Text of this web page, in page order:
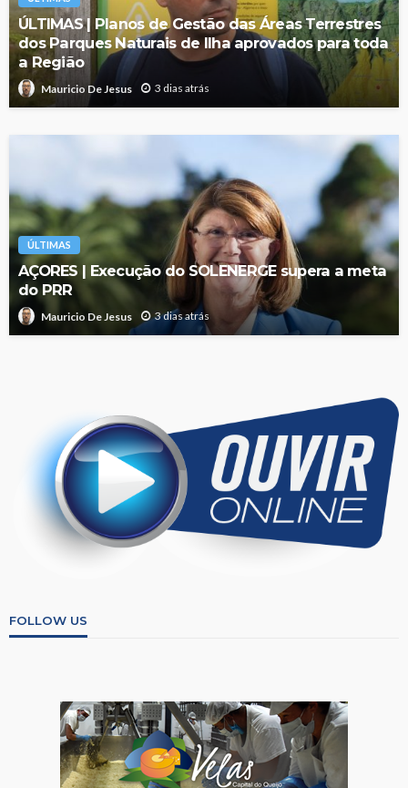
ÚLTIMAS | Planos de Gestão das Áreas Terrestres
dos Parques Naturais de Ilha aprovados para toda
a Região
Mauricio De Jesus 3 dias atrás
ÚLTIMAS
AÇORES | Execução do SOLENERGE supera a meta
do PRR
Mauricio De Jesus 3 dias atrás
FOLLOW US